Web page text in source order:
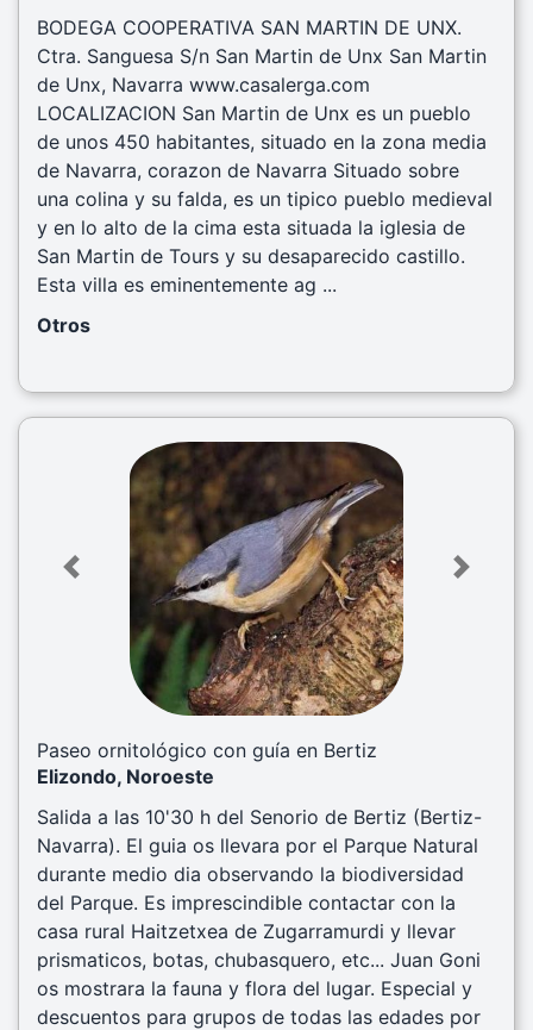
BODEGA COOPERATIVA SAN MARTIN DE UNX.
Ctra. Sanguesa S/n San Martin de Unx San Martin
de Unx, Navarra www.casalerga.com
LOCALIZACION San Martin de Unx es un pueblo
de unos 450 habitantes, situado en la zona media
de Navarra, corazon de Navarra Situado sobre
una colina y su falda, es un tipico pueblo medieval
y en lo alto de la cima esta situada la iglesia de
San Martin de Tours y su desaparecido castillo.
Esta villa es eminentemente ag ...
Otros
Previous Next
Paseo ornitológico con guía en Bertiz
Elizondo, Noroeste
Salida a las 10'30 h del Senorio de Bertiz (Bertiz-
Navarra). El guia os llevara por el Parque Natural
durante medio dia observando la biodiversidad
del Parque. Es imprescindible contactar con la
casa rural Haitzetxea de Zugarramurdi y llevar
prismaticos, botas, chubasquero, etc... Juan Goni
os mostrara la fauna y flora del lugar. Especial y
descuentos para grupos de todas las edades por